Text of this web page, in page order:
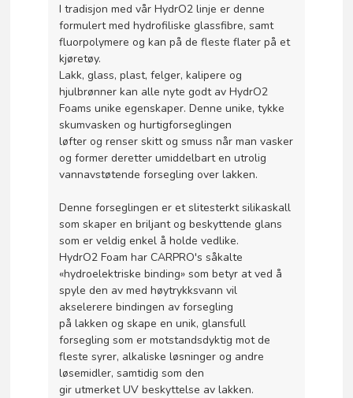
I tradisjon med vår HydrO2 linje er denne
formulert med hydrofiliske glassfibre, samt
fluorpolymere og kan på de fleste flater på et
kjøretøy.
Lakk, glass, plast, felger, kalipere og
hjulbrønner kan alle nyte godt av HydrO2
Foams unike egenskaper. Denne unike, tykke
skumvasken og hurtigforseglingen
løfter og renser skitt og smuss når man vasker
og former deretter umiddelbart en utrolig
vannavstøtende forsegling over lakken.
Denne forseglingen er et slitesterkt silikaskall
som skaper en briljant og beskyttende glans
som er veldig enkel å holde vedlike.
HydrO2 Foam har CARPRO's såkalte
«hydroelektriske binding» som betyr at ved å
spyle den av med høytrykksvann vil
akselerere bindingen av forsegling
på lakken og skape en unik, glansfull
forsegling som er motstandsdyktig mot de
fleste syrer, alkaliske løsninger og andre
løsemidler, samtidig som den
gir utmerket UV beskyttelse av lakken.